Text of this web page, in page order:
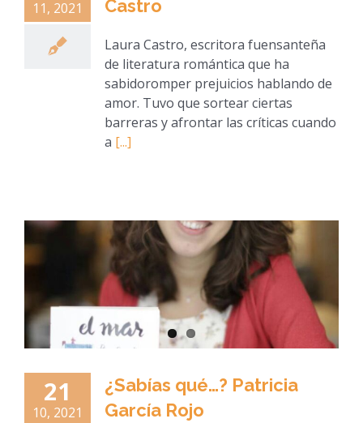
11, 2021 Castro
Laura Castro, escritora fuensanteña
de literatura romántica que ha
sabidoromper prejuicios hablando de
amor. Tuvo que sortear ciertas
barreras y afrontar las críticas cuando
a [...]
21
10, 2021
¿Sabías qué…? Patricia
García Rojo